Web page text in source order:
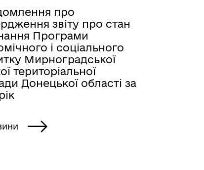
про
звіту про стан
Програми
і соціального
Мирноградської
територіальної
Донецької області за